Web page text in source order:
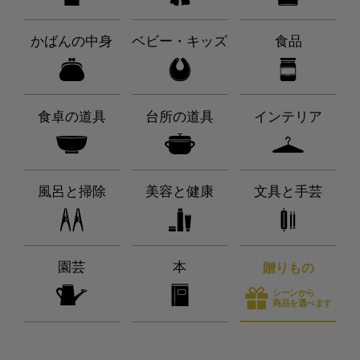
かばんの中身 ベビー・キッズ 食品
食卓の道具 台所の道具 インテリア
風呂と掃除 美容と健康 文具と手芸
園芸 本 贈りもの
シーンから
商品を選べます